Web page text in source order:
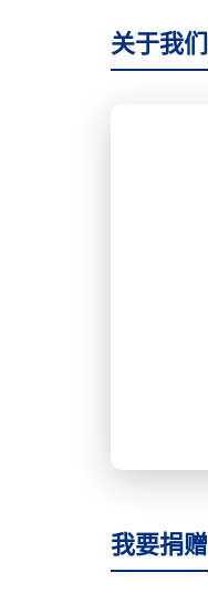
关于我们
我要捐赠